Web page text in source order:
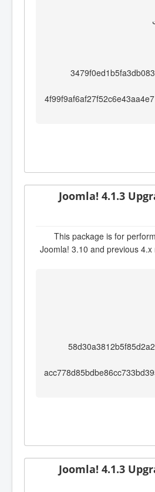
Joomla! 4.1.3
This package is for
Joomla! 3.10 and previous
Joomla! 4.1.3